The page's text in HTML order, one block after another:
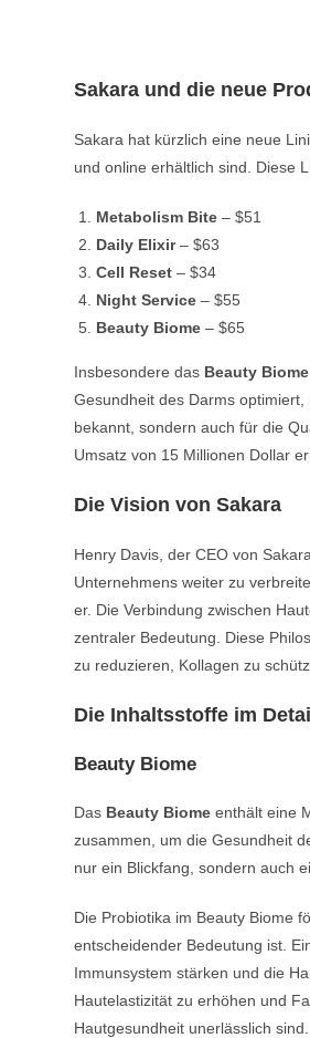
Sakara und die neue
Sakara hat kürzlich eine neue
und online erhältlich sind. Diese
Metabolism Bite – $51
Daily Elixir– $63
Cell Reset – $34
Night Service – $55
Beauty Biome – $65
Insbesondere das Beauty Biome
Gesundheit des Darms
bekannt, sondern auch für die
Umsatz von 15 Millionen Dollar
Die Vision von Sakara
Henry Davis, der CEO von
Unternehmens weiter zu
er. Die Verbindung zwischen
zentraler Bedeutung. Diese
zu reduzieren, Kollagen zu
Die Inhaltsstoffe im Detail
Beauty Biome
Das Beauty Biome enthält eine
zusammen, um die Gesundheit
nur ein Blickfang, sondern auch
Die Probiotika im Beauty Biome
entscheidender Bedeutung ist.
Immunsystem stärken und die
Hautelastizität zu erhöhen und
Hautgesundheit unerlässlich sind.